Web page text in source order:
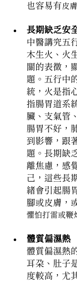
也容易有皮
長期缺乏安
中醫講究五
木生火、火
關的表徵，
題。五行中
統，火是指
指腸胃道系
臟、支氣管
腸胃不好，
到影響，跟
題。長期缺
離焦慮，感
己，這些長
緒會引起腸
腳或皮膚，
懼怕打雷或鞭
體質偏濕熱
體質偏濕熱
耳朵、肚子
度較高，尤